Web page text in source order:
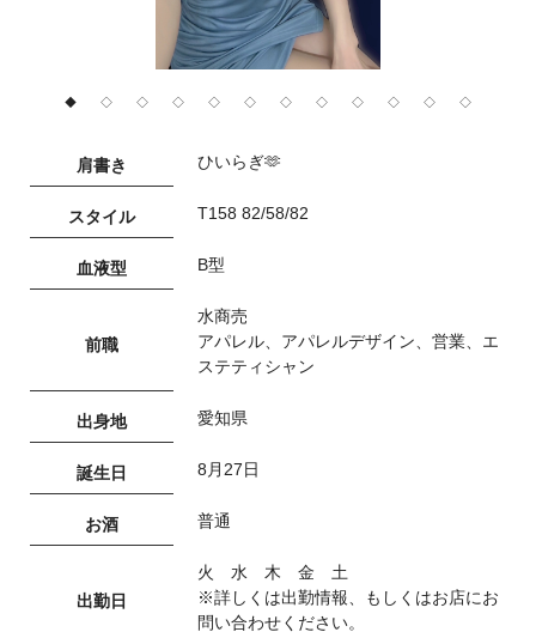
◆ ◇ ◇ ◇ ◇ ◇ ◇ ◇ ◇ ◇ ◇ ◇
肩書き ひいらぎ🫶
スタイル T158 82/58/82
血液型 B型
前職
水商売
アパレル、アパレルデザイン、営業、エ
ステティシャン
出身地 愛知県
誕生日 8月27日
お酒 普通
出勤日
火 水 木 金 土
※詳しくは出勤情報、もしくはお店にお
問い合わせください。